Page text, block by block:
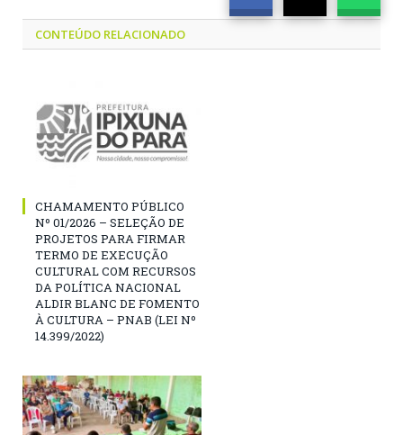
CONTEÚDO RELACIONADO
CHAMAMENTO PÚBLICO
Nº 01/2026 – SELEÇÃO DE
PROJETOS PARA FIRMAR
TERMO DE EXECUÇÃO
CULTURAL COM RECURSOS
DA POLÍTICA NACIONAL
ALDIR BLANC DE FOMENTO
À CULTURA – PNAB (LEI Nº
14.399/2022)